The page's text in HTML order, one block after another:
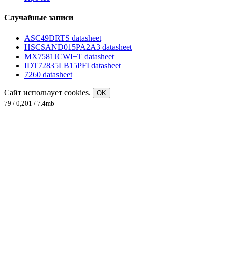
Случайные записи
ASC49DRTS datasheet
HSCSAND015PA2A3 datasheet
MX7581JCWI+T datasheet
IDT72835LB15PFI datasheet
7260 datasheet
Сайт использует cookies.
OK
79 / 0,201 / 7.4mb